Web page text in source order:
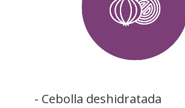
- Cebolla deshidratada